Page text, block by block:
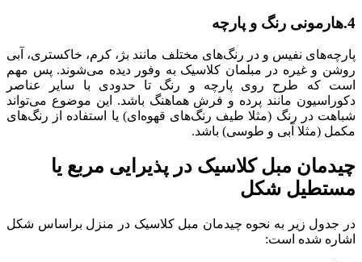
4.هارمونی رنگ و پارچه
پارچه‌های نفیس و در رنگ‌های مختلف مانند بژ، کرم، خاکستری، آبی
روشن و غیره در مبلمان کلاسیک به وفور دیده می‌شوند. پس مهم
است که طرح روی پارچه و رنگ تا حدودی با سایر عناصر
دکوراسیون مانند پرده و فرش هماهنگ باشد. این موضوع می‌تواند
شباهت در رنگ (مثلا طیف رنگ‌های قهوه‌ای) یا استفاده از رنگ‌های
مکمل (مثلا آبی و طوسی) باشد.
چیدمان مبل کلاسیک در پذیرایی مربع یا
مستطیل شکل
در جدول زیر به نحوه چیدمان مبل کلاسیک در منزل براساس شکل
اشاره شده است: